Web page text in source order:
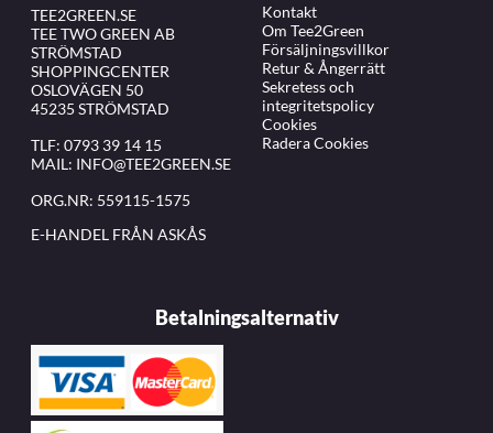
TEE2GREEN.SE
TEE TWO GREEN AB
STRÖMSTAD
SHOPPINGCENTER
OSLOVÄGEN 50
45235 STRÖMSTAD
TLF: 0793 39 14 15
MAIL: INFO@TEE2GREEN.SE
ORG.NR: 559115-1575
E-HANDEL FRÅN ASKÅS
Kontakt
Om Tee2Green
Försäljningsvillkor
Retur & Ångerrätt
Sekretess och
integritetspolicy
Cookies
Radera Cookies
Betalningsalternativ